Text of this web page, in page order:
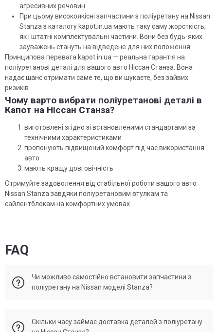
агресивних речовин
При цьому високоякісні запчастини з поліуретану на Nissan
Stanza з каталогу kapot.in.ua мають таку саму жорсткість,
як і штатні комплектувальні частини. Вони без будь-яких
зауважень стануть на відведене для них положення
Принципова перевага kapot.in.ua — реальна гарантія на
поліуретанові деталі для вашого авто Ніссан Станза. Вона
надає шанс отримати саме те, що ви шукаєте, без зайвих
ризиків.
Чому варто вибрати поліуретанові деталі в
Капот на Ніссан Станза?
виготовлені згідно зі встановленими стандартами за
технічними характеристиками
пропонують підвищений комфорт під час використання
авто
мають кращу довговічність
Отримуйте задоволення від стабільної роботи вашого авто
Nissan Stanza завдяки поліуретановим втулкам та
сайлентблокам на комфортних умовах.
FAQ
Чи можливо самостійно встановити запчастини з
поліуретану на Nissan моделі Stanza?
самотужки, за умови наявності відповідного досвіду та
Скільки часу займає доставка деталей з поліуретану